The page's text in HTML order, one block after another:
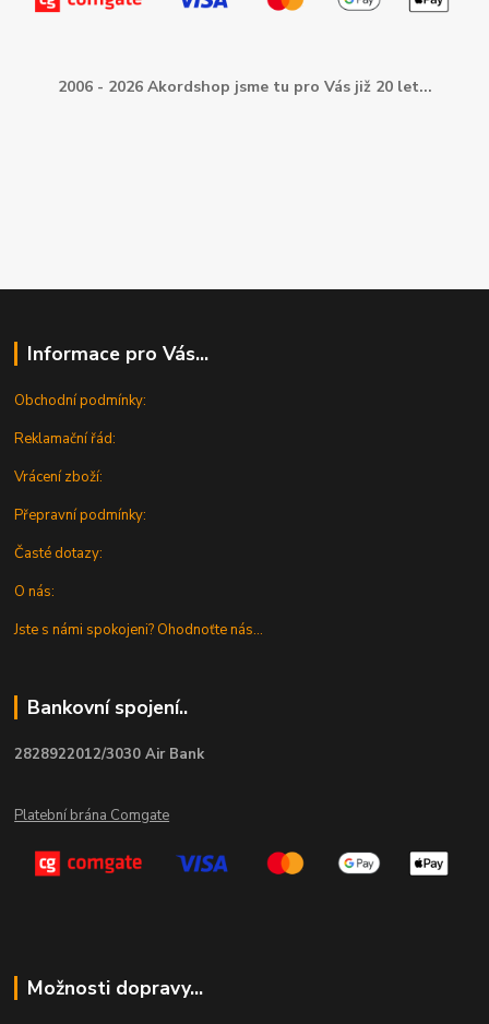
2006 - 2026 Akordshop jsme tu pro Vás již 20 let...
Informace pro Vás...
Obchodní podmínky:
Reklamační řád:
Vrácení zboží:
Přepravní podmínky:
Časté dotazy:
O nás:
Jste s námi spokojeni? Ohodnoťte nás...
Bankovní spojení..
2828922012/3030 Air Bank
Platební brána Comgate
Možnosti dopravy...